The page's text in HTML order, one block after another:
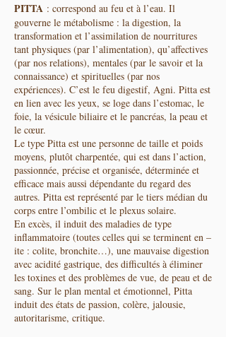
PITTA : correspond au feu et à l’eau. Il
gouverne le métabolisme : la digestion, la
transformation et l’assimilation de nourritures
tant physiques (par l’alimentation), qu’affectives
(par nos relations), mentales (par le savoir et la
connaissance) et spirituelles (par nos
expériences). C’est le feu digestif, Agni. Pitta est
en lien avec les yeux, se loge dans l’estomac, le
foie, la vésicule biliaire et le pancréas, la peau et
le cœur.
Le type Pitta est une personne de taille et poids
moyens, plutôt charpentée, qui est dans l’action,
passionnée, précise et organisée, déterminée et
efficace mais aussi dépendante du regard des
autres. Pitta est représenté par le tiers médian du
corps entre l’ombilic et le plexus solaire.
En excès, il induit des maladies de type
inflammatoire (toutes celles qui se terminent en –
ite : colite, bronchite…), une mauvaise digestion
avec acidité gastrique, des difficultés à éliminer
les toxines et des problèmes de vue, de peau et de
sang. Sur le plan mental et émotionnel, Pitta
induit des états de passion, colère, jalousie,
autoritarisme, critique.